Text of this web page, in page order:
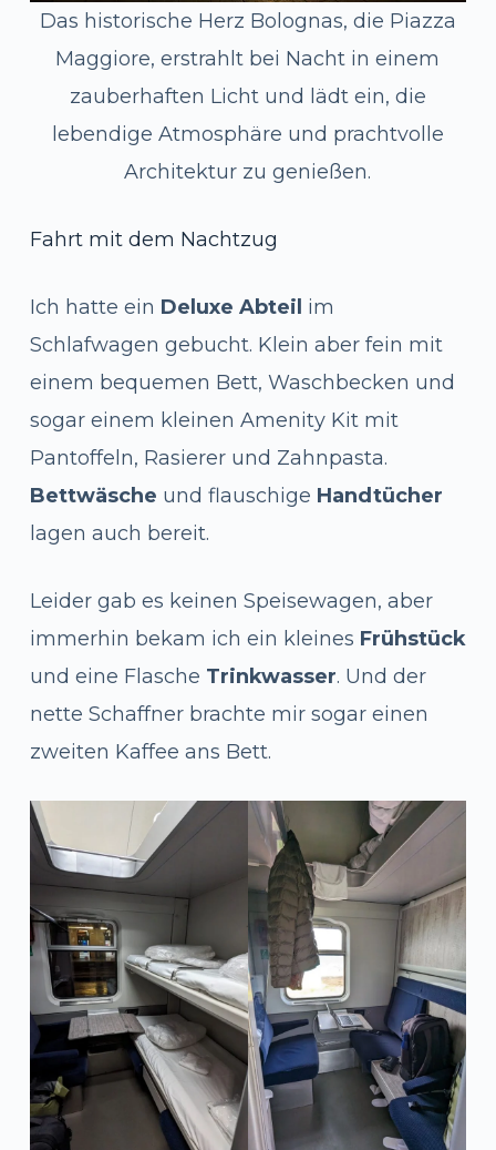
Das historische Herz Bolognas, die Piazza
Maggiore, erstrahlt bei Nacht in einem
zauberhaften Licht und lädt ein, die
lebendige Atmosphäre und prachtvolle
Architektur zu genießen.
Fahrt mit dem Nachtzug
Ich hatte ein Deluxe Abteil im
Schlafwagen gebucht. Klein aber fein mit
einem bequemen Bett, Waschbecken und
sogar einem kleinen Amenity Kit mit
Pantoffeln, Rasierer und Zahnpasta.
Bettwäsche und flauschige Handtücher
lagen auch bereit.
Leider gab es keinen Speisewagen, aber
immerhin bekam ich ein kleines Frühstück
und eine Flasche Trinkwasser. Und der
nette Schaffner brachte mir sogar einen
zweiten Kaffee ans Bett.